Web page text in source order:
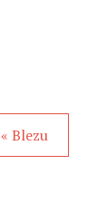
« Blezu